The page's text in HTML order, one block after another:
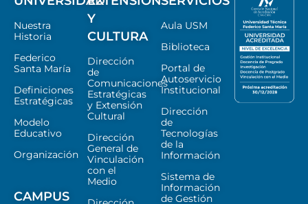
Nuestra
Historia
Federico
Santa María
Definiciones
Estratégicas
Modelo
Educativo
Organización
CAMPUS
Y
CULTURA
Dirección
de
Comunicaciones
Estratégicas
y Extensión
Cultural
Dirección
General de
Vinculación
con el
Medio
Aula USM
Biblioteca
Portal de
Autoservicio
Institucional
Dirección
de
Tecnologías
de la
Información
Sistema de
Información
de Gestión